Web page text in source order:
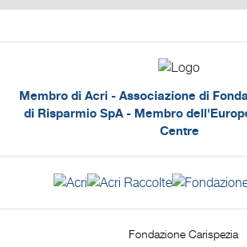
Membro di Acri - Associazione di
di Risparmio SpA - Membro
Centre
Fondazione Carispezia